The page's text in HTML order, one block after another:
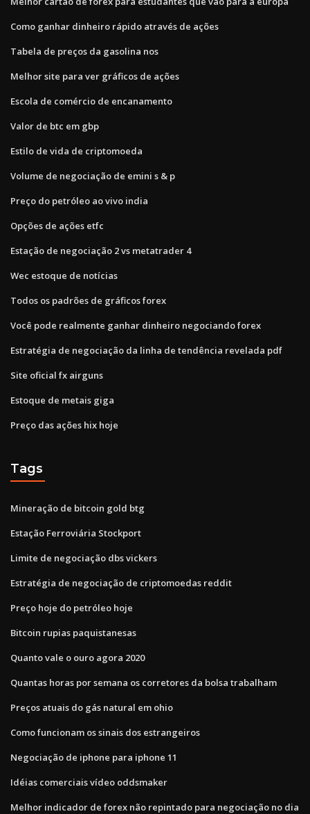
Como ganhar dinheiro rápido através de ações
Tabela de preços da gasolina nos
Melhor site para ver gráficos de ações
Escola de comércio de encanamento
Valor de btc em gbp
Estilo de vida de criptomoeda
Volume de negociação de emini s & p
Preço do petróleo ao vivo india
Opções de ações etfc
Estação de negociação 2 vs metatrader 4
Wec estoque de notícias
Todos os padrões de gráficos forex
Você pode realmente ganhar dinheiro negociando forex
Estratégia de negociação da linha de tendência revelada pdf
Site oficial fx airguns
Estoque de metais giga
Preço das ações hix hoje
Tags
Mineração de bitcoin gold btg
Estação Ferroviária Stockport
Limite de negociação dbs vickers
Estratégia de negociação de criptomoedas reddit
Preço hoje do petróleo hoje
Bitcoin rupias paquistanesas
Quanto vale o ouro agora 2020
Quantas horas por semana os corretores da bolsa trabalham
Preços atuais do gás natural em ohio
Como funcionam os sinais dos estrangeiros
Negociação de iphone para iphone 11
Idéias comerciais vídeo oddsmaker
Melhor indicador de forex não repintado para negociação no dia